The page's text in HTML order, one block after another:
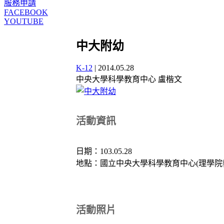
服務申請
FACEBOOK
YOUTUBE
中大附幼
K-12 | 2014.05.28
中央大學科學教育中心 盧楷文
活動資訊
日期：103.05.28
地點：國立中央大學科學教育中心(理學
活動照片